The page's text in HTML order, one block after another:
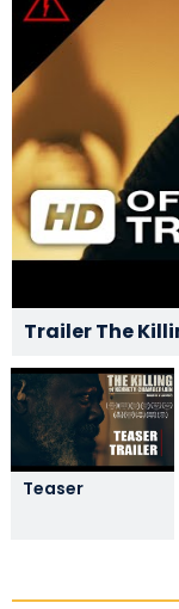
Trailer The
Teaser